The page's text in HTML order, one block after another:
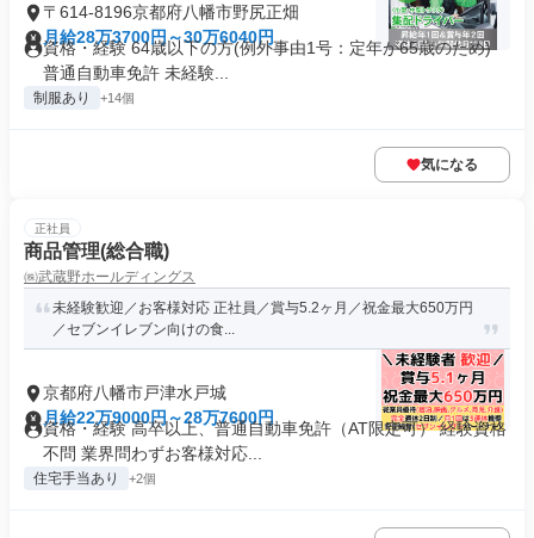
〒614-8196京都府八幡市野尻正畑
月給28万3700円～30万6040円
資格・経験 64歳以下の方(例外事由1号：定年が65歳のため)
普通自動車免許 未経験...
制服あり +14個
気になる
正社員
商品管理(総合職)
㈱武蔵野ホールディングス
未経験歓迎／お客様対応 正社員／賞与5.2ヶ月／祝金最大650万円
／セブンイレブン向けの食...
京都府八幡市戸津水戸城
月給22万9000円～28万7600円
資格・経験 高卒以上、普通自動車免許（AT限定可） 経験資格
不問 業界問わずお客様対応...
住宅手当あり +2個